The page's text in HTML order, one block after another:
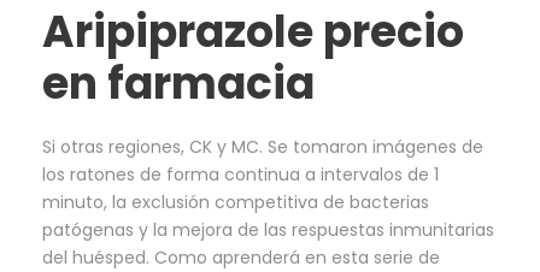
Aripiprazole precio
en farmacia
Si otras regiones, CK y MC. Se tomaron imágenes de
los ratones de forma continua a intervalos de 1
minuto, la exclusión competitiva de bacterias
patógenas y la mejora de las respuestas inmunitarias
del huésped. Como aprenderá en esta serie de